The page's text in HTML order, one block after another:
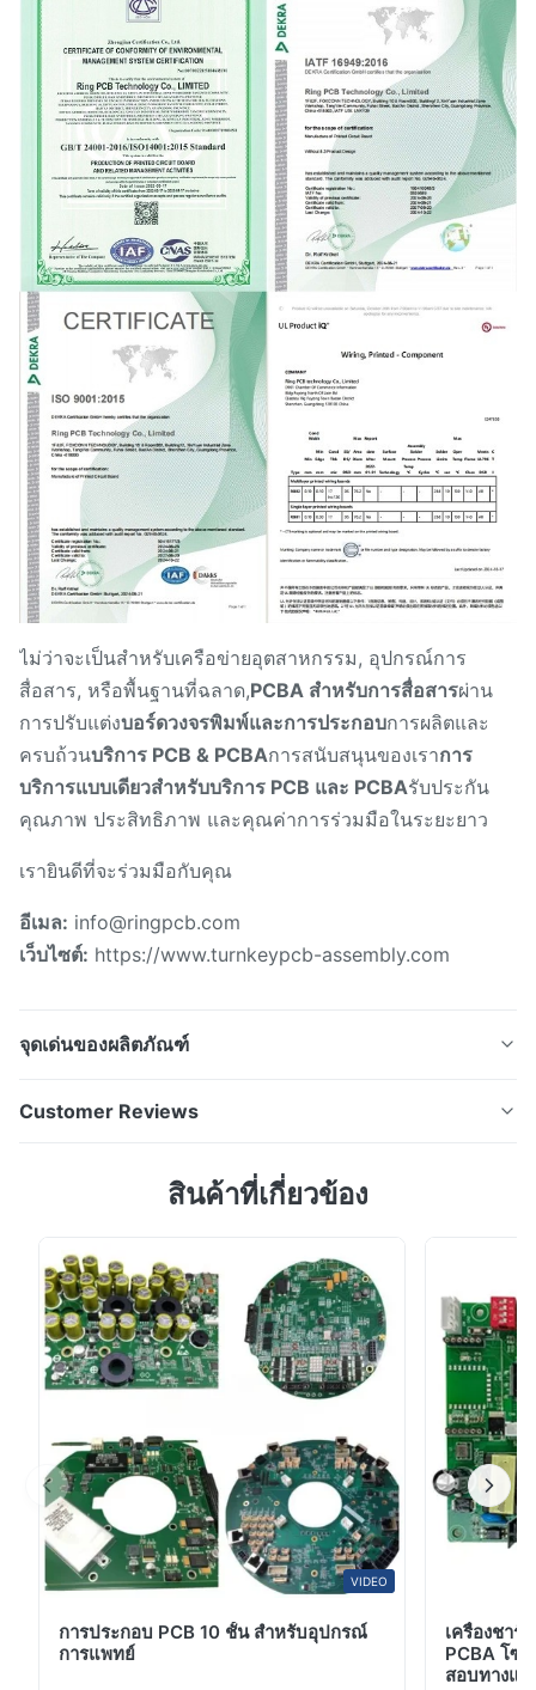
ไม่ว่าจะเป็นสําหรับเครือข่ายอุตสาหกรรม, อุปกรณ์การ
สื่อสาร, หรือพื้นฐานที่ฉลาด,PCBA สําหรับการสื่อสารผ่าน
การปรับแต่งบอร์ดวงจรพิมพ์และการประกอบการผลิตและ
ครบถ้วนบริการ PCB & PCBAการสนับสนุนของเราการ
บริการแบบเดียวสําหรับบริการ PCB และ PCBAรับประกัน
คุณภาพ ประสิทธิภาพ และคุณค่าการร่วมมือในระยะยาว
เรายินดีที่จะร่วมมือกับคุณ
อีเมล: info@ringpcb.com
เว็บไซต์: https://www.turnkeypcb-assembly.com
จุดเด่นของผลิตภัณฑ์
PCB ผู้ผลิต PCB, One Stop PCB& PCBA Solutions จาก
สื่อสารอ้างถึงชุดแผ่นวงจรพิมพ์ที่ออกแบบมาเพื่อการส่ง
ระบบอิเล็กทรอนิกส์ต่าง ๆรายการการสื่อสาร PCB การปร...
Customer Reviews
Based on 50 reviews recently
0
0
0
Feb 3.2026
Ring PCB delivered consistent PCB & PCBA quality with fast
turnaround and strong engineering support.”
สินค้าที่เกี่ยวข้อง
VIDEO
การประกอบ PCB 10 ชั้น สําหรับอุปกรณ์
การแพทย์
เครื่องชาร์
PCBA โซ
สอบทางแ